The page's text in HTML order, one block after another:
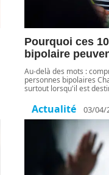
Pourquoi ces
bipolaire
Au-delà des mots :
personnes bipolaires
surtout lorsqu'il est
Actualité 03/04/